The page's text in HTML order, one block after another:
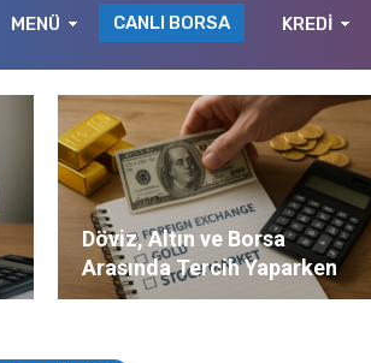
MENÜ CANLI BORSA KREDİ
Döviz, Altın ve Borsa
Arasında Tercih Yaparken
Nelere Dikkat Edilmeli?